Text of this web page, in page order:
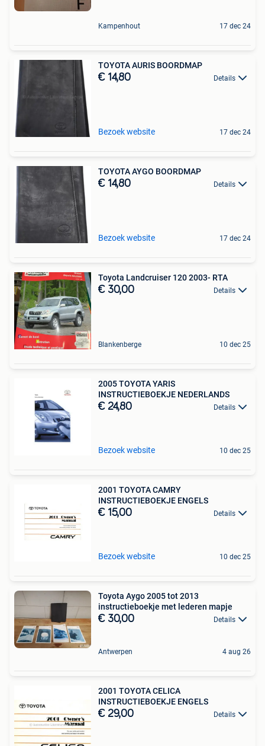
Kampenhout 17 dec 24
TOYOTA AURIS BOORDMAP
€ 14,80 Details
Bezoek website 17 dec 24
TOYOTA AYGO BOORDMAP
€ 14,80 Details
Bezoek website 17 dec 24
Toyota Landcruiser 120 2003- RTA
€ 30,00 Details
Blankenberge 10 dec 25
2005 TOYOTA YARIS
INSTRUCTIEBOEKJE NEDERLANDS
€ 24,80 Details
Bezoek website 10 dec 25
2001 TOYOTA CAMRY
INSTRUCTIEBOEKJE ENGELS
€ 15,00 Details
Bezoek website 10 dec 25
Toyota Aygo 2005 tot 2013
instructieboekje met lederen mapje
€ 30,00 Details
Antwerpen 4 aug 26
2001 TOYOTA CELICA
INSTRUCTIEBOEKJE ENGELS
€ 29,00 Details